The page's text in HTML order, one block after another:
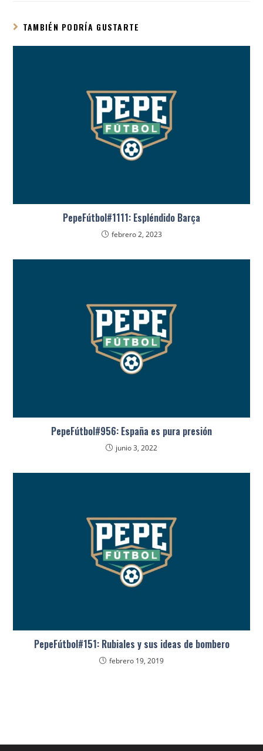
TAMBIÉN PODRÍA GUSTARTE
PepeFútbol#1111: Espléndido Barça
febrero 2, 2023
PepeFútbol#956: España es pura presión
junio 3, 2022
PepeFútbol#151: Rubiales y sus ideas de bombero
febrero 19, 2019